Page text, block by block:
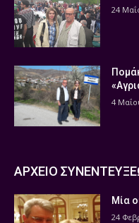
24
4
ΑΡΧΕΙΟ
Μία
24